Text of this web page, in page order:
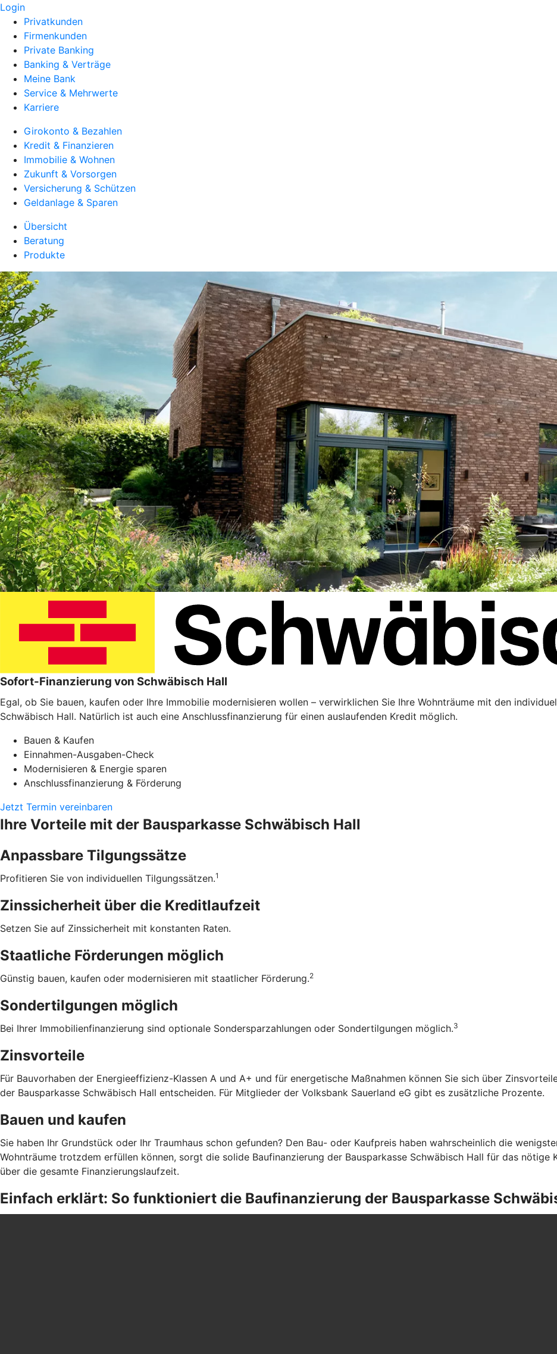
Login
Privatkunden
Firmenkunden
Private Banking
Banking & Verträge
Meine Bank
Service & Mehrwerte
Karriere
Girokonto & Bezahlen
Kredit & Finanzieren
Immobilie & Wohnen
Zukunft & Vorsorgen
Versicherung & Schützen
Geldanlage & Sparen
Übersicht
Beratung
Produkte
Sofort-Finanzierung von Schwäbisch Hall
Egal, ob Sie bauen, kaufen oder Ihre Immobilie modernisieren wollen – verwirklichen Sie Ihre Wohnträume mit den
Schwäbisch Hall. Natürlich ist auch eine Anschlussfinanzierung für einen auslaufenden Kredit möglich.
Bauen & Kaufen
Einnahmen-Ausgaben-Check
Modernisieren & Energie sparen
Anschlussfinanzierung & Förderung
Jetzt Termin vereinbaren
Ihre Vorteile mit der Bausparkasse Schwäbisch Hall
Anpassbare Tilgungssätze
Profitieren Sie von individuellen Tilgungssätzen.1
Zinssicherheit über die ­Kreditlaufzeit
Setzen Sie auf Zinssicherheit mit konstanten Raten.
Staatliche Förderungen möglich
Günstig bauen, kaufen oder modernisieren mit staatlicher Förderung.2
Sondertilgungen möglich
Bei Ihrer Immobilienfinanzierung sind optionale Sondersparzahlungen oder Sondertilgungen möglich.3
Zinsvorteile
Für Bauvorhaben der Energieeffizienz-Klassen A und A+ und für energetische Maßnahmen können Sie sich über
der Bausparkasse Schwäbisch Hall entscheiden. Für Mitglieder der Volksbank Sauerland eG gibt es zusätzliche Prozente.
Bauen und kaufen
Sie haben Ihr Grundstück oder Ihr Traumhaus schon gefunden? Den Bau- oder Kaufpreis haben wahrscheinlich die
Wohnträume trotzdem erfüllen können, sorgt die solide Baufinanzierung der Bausparkasse Schwäbisch Hall für das nötige
über die gesamte Finanzierungslaufzeit.
Einfach erklärt: So funktioniert die Baufinanzierung der Bausparkasse